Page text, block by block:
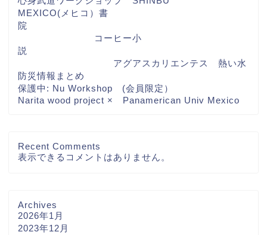
MEXICO(メヒコ）書
院
コーヒー小
説
アグアスカリエンテス 熱い水
防災情報まとめ
保護中: Nu Workshop (会員限定）
Narita wood project × Panamerican Univ Mexico
Recent Comments
表示できるコメントはありません。
Archives
2026年1月
2023年12月